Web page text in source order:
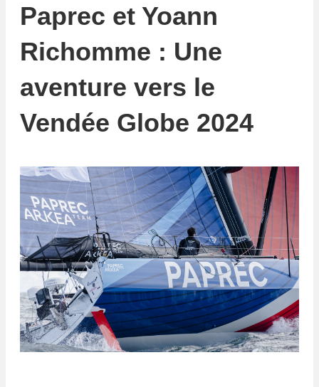
Paprec et Yoann
Richomme : Une
aventure vers le
Vendée Globe 2024